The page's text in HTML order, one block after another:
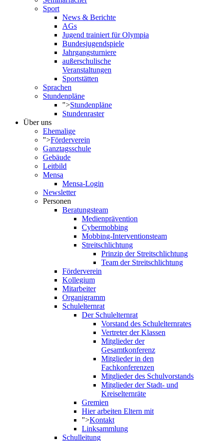
Sport
News & Berichte
AGs
Jugend trainiert für Olympia
Bundesjugendspiele
Jahrgangsturniere
außerschulische
Veranstaltungen
Sportstätten
Sprachen
Stundenpläne
">Stundenpläne
Stundenraster
Über uns
Ehemalige
">Förderverein
Ganztagsschule
Gebäude
Leitbild
Mensa
Mensa-Login
Newsletter
Personen
Beratungsteam
Medienprävention
Cybermobbing
Mobbing-Interventionsteam
Streitschlichtung
Prinzip der Streitschlichtung
Team der Streitschlichtung
Förderverein
Kollegium
Mitarbeiter
Organigramm
Schulelternrat
Der Schulelternrat
Vorstand des Schulelternrates
Vertreter der Klassen
Mitglieder der
Gesamtkonferenz
Mitglieder in den
Fachkonferenzen
Mitglieder des Schulvorstands
Mitglieder der Stadt- und
Kreiselternräte
Gremien
Hier arbeiten Eltern mit
">Kontakt
Linksammlung
Schulleitung